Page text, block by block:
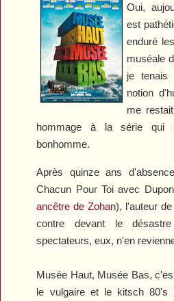
Oui,
est
enduré
muséale
je
notion
me
hommage à la série qui
bonhomme.
Après quinze ans
Chacun Pour Toiavec
ancêtre de Zohan), l'auteur de
contre devant le
spectateurs, eux, n'en
Musée Haut, Musée Bas,
le vulgaire et le kitsch 80's